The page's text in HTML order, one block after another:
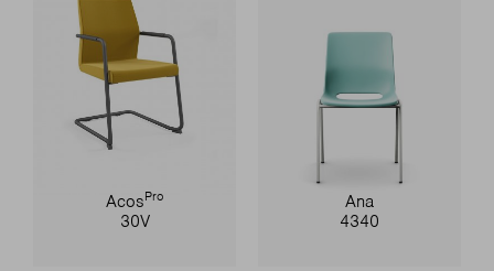
AcosPro
30V
Ana
4340